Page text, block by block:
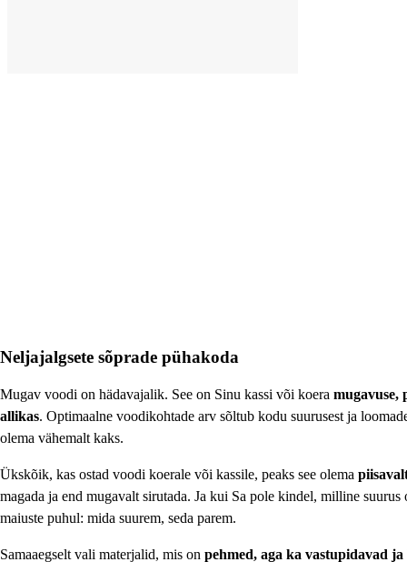
Neljajalgsete sõprade pühakoda
Mugav voodi on hädavajalik. See on Sinu kassi või koera mugavuse,
allikas. Optimaalne voodikohtade arv sõltub kodu suurusest ja
olema vähemalt kaks.
Ükskõik, kas ostad voodi koerale või kassile, peaks see olema
magada ja end mugavalt sirutada. Ja kui Sa pole kindel, milline suurus
maiuste puhul: mida suurem, seda parem.
Samaaegselt vali materjalid, mis on pehmed, aga ka vastupidavad